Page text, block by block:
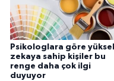
Psikologlara göre
zekaya sahip kişiler bu
renge daha çok ilgi
duyuyor